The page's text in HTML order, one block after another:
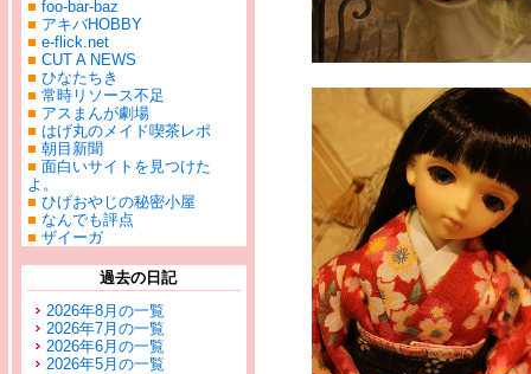
■ foo-bar-baz
■ アキバHOBBY
■ e-flick.net
■ CUT A NEWS
■ ひなたちき
■ 常時リソース不足
■ アスまんが劇場
■ はげ丸のメイド喫茶レポ
■ 朝目新聞
■ 面白いサイトを見つけた
よ。
■ ひげおやじの秘密小屋
■ なんでも評点
■ ザイーガ
過去の日記
2026年8月の一覧
2026年7月の一覧
2026年6月の一覧
2026年5月の一覧